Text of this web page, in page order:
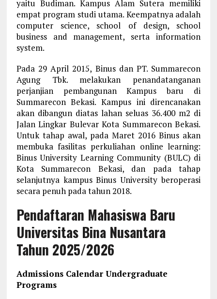
yaitu Budiman. Kampus Alam Sutera memiliki
empat program studi utama. Keempatnya adalah
computer science, school of design, school
business and management, serta information
system.
Pada 29 April 2015, Binus dan PT. Summarecon
Agung Tbk. melakukan penandatanganan
perjanjian pembangunan Kampus baru di
Summarecon Bekasi. Kampus ini direncanakan
akan dibangun diatas lahan seluas 36.400 m2 di
Jalan Lingkar Bulevar Kota Summarecon Bekasi.
Untuk tahap awal, pada Maret 2016 Binus akan
membuka fasilitas perkuliahan online learning:
Binus University Learning Community (BULC) di
Kota Summarecon Bekasi, dan pada tahap
selanjutnya kampus Binus University beroperasi
secara penuh pada tahun 2018.
Pendaftaran Mahasiswa Baru
Universitas Bina Nusantara
Tahun 2025/2026
Admissions Calendar Undergraduate
Programs